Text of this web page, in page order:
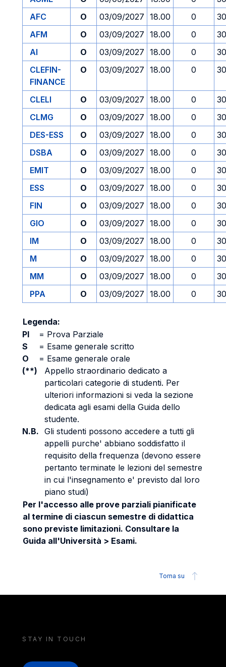
AFC
O 03/09/2027 18.00 0
AFM
O 03/09/2027 18.00 0
AI
O 03/09/2027 18.00 0
CLEFIN-
FINANCE
O 03/09/2027 18.00 0
CLELI O 03/09/2027 18.00 0
CLMG
O 03/09/2027 18.00 0
DES-ESS
O 03/09/2027 18.00 0
DSBA
O 03/09/2027 18.00 0
EMIT
O 03/09/2027 18.00 0
ESS
O 03/09/2027 18.00 0
FIN
O 03/09/2027 18.00 0
GIO
O 03/09/2027 18.00 0
IM
O 03/09/2027 18.00 0
M
O 03/09/2027 18.00 0
MM
O 03/09/2027 18.00 0
PPA
O 03/09/2027 18.00 0
Legenda:
PI
= Prova Parziale
S
= Esame generale scritto
O
= Esame generale orale
(**)
Appello straordinario dedicato a
particolari categorie di studenti. Per
ulteriori informazioni si veda la sezione
dedicata agli esami della Guida dello
studente.
N.B. Gli studenti possono accedere a tutti gli
appelli purche' abbiano soddisfatto il
requisito della frequenza (devono essere
pertanto terminate le lezioni del semestre
in cui l'insegnamento e' previsto dal loro
piano studi)
Per l'accesso alle prove parziali pianificate
al termine di ciascun semestre di didattica
sono previste limitazioni. Consultare la
Guida all'Università > Esami.
Torna su
STAY IN TOUCH